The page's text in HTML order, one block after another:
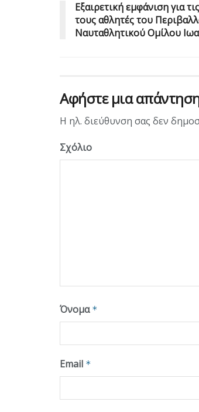
Εξαιρετική εμφάνιση για
τους αθλητές του
Ναυταθλητικού Ομίλου
Αφήστε μια
Η ηλ. διεύθυνση σας δεν
Σχόλιο
Όνομα *
Email *